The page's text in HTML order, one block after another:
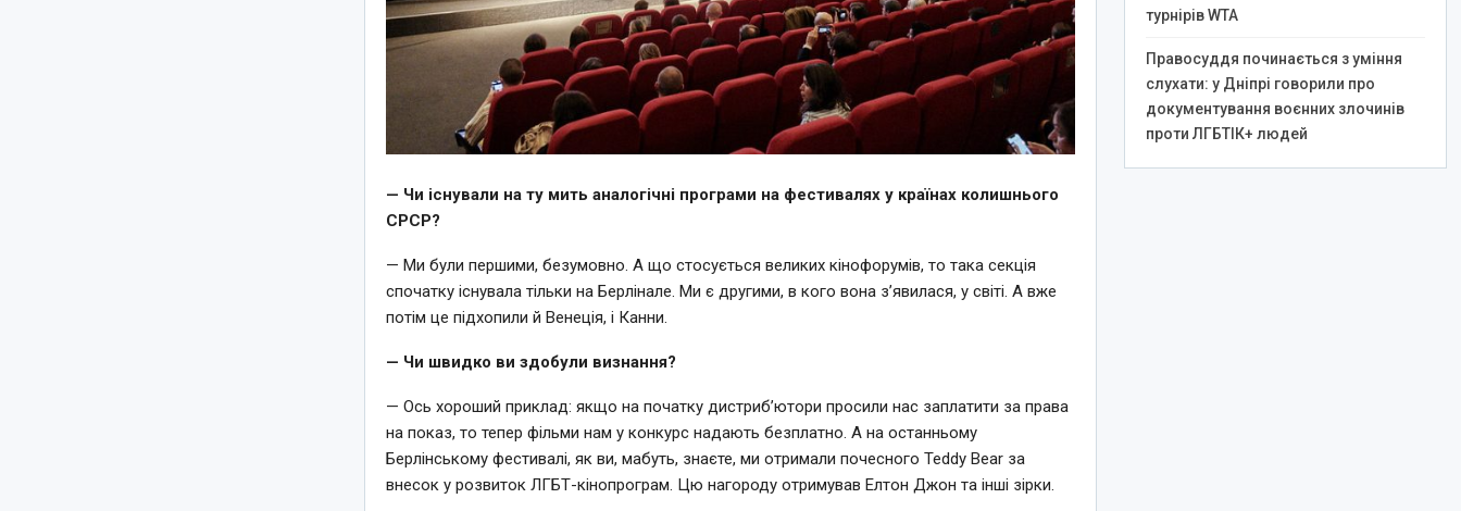
— Чи існували на ту мить аналогічні програми на фестивалях у країнах колишнього
СРСР?
— Ми були першими, безумовно. А що стосується великих кінофорумів, то така секція
спочатку існувала тільки на Берлінале. Ми є другими, в кого вона з’явилася, у світі. А вже
потім це підхопили й Венеція, і Канни.
— Чи швидко ви здобули визнання?
— Ось хороший приклад: якщо на початку дистриб’ютори просили нас заплатити за права
на показ, то тепер фільми нам у конкурс надають безплатно. А на останньому
Берлінському фестивалі, як ви, мабуть, знаєте, ми отримали почесного Teddy Bear за
внесок у розвиток ЛГБТ-кінопрограм. Цю нагороду отримував Елтон Джон та інші зірки.
турнірів WTA
Правосуддя починається з уміння
слухати: у Дніпрі говорили про
документування воєнних злочинів
проти ЛГБТІК+ людей